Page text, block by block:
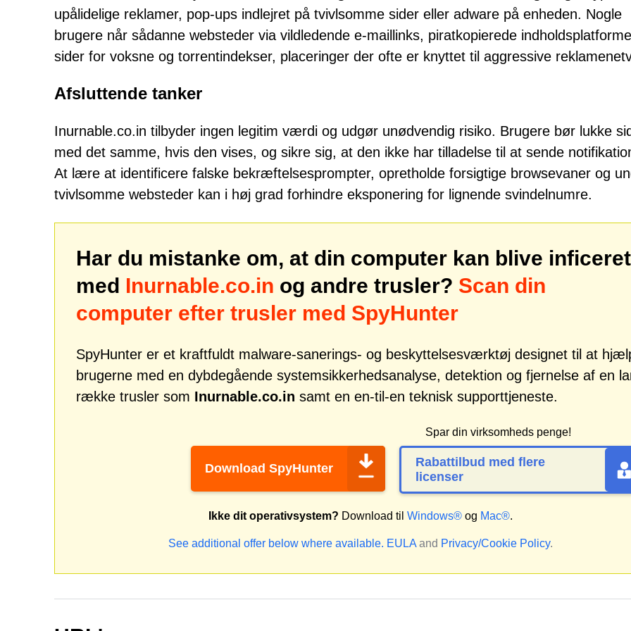
upålidelige reklamer, pop-ups indlejret på tvivlsomme sider eller adware på enheden. Nogle
brugere når sådanne websteder via vildledende e-maillinks, piratkopierede
sider for voksne og torrentindekser, placeringer der ofte er knyttet til aggressive
Afsluttende tanker
Inurnable.co.in tilbyder ingen legitim værdi og udgør unødvendig risiko. Brugere bør lukke
med det samme, hvis den vises, og sikre sig, at den ikke har tilladelse til at sende
At lære at identificere falske bekræftelsesprompter, opretholde forsigtige browsevaner og
tvivlsomme websteder kan i høj grad forhindre eksponering for lignende svindelnumre.
Har du mistanke om, at din computer kan blive inficeret
med Inurnable.co.in og andre trusler? Scan din
computer efter trusler med SpyHunter
SpyHunter er et kraftfuldt malware-sanerings- og beskyttelsesværktøj designet til at
brugerne med en dybdegående systemsikkerhedsanalyse, detektion og fjernelse af en
række trusler som Inurnable.co.in samt en en-til-en teknisk supporttjeneste.
Download SpyHunter
Spar din virksomheds penge!
Rabattilbud med flere
licenser
Ikke dit operativsystem? Download til Windows® og Mac®.
See additional offer below where available. EULA and Privacy/Cookie Policy.